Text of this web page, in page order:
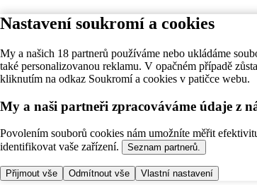
Nastavení soukromí a cookies
My a našich 18 partnerů používáme nebo ukládáme
také personalizovanou reklamu. V opačném případě
kliknutím na odkaz Soukromí a cookies v patičce webu.
My a naši partneři zpracováváme údaje z
Povolením souborů cookies nám umožníte měřit
identifikovat vaše zařízení.
Seznam partnerů.
Přijmout vše Odmítnout vše Vlastní nastavení